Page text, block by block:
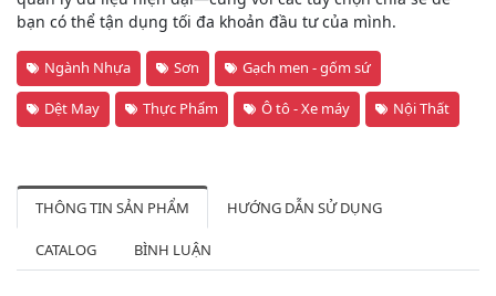
bạn có thể tận dụng tối đa khoản đầu tư của mình.
Ngành Nhựa Sơn Gạch men - gốm sứ
Dệt May Thực Phẩm Ô tô - Xe máy Nội Thất
THÔNG TIN SẢN PHẨM HƯỚNG DẪN SỬ DỤNG
CATALOG BÌNH LUẬN